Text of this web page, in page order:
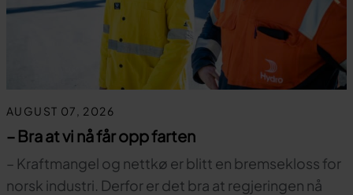
AUGUST 07, 2026
– Bra at vi nå får opp farten
– Kraftmangel og nettkø er blitt en bremsekloss for
norsk industri. Derfor er det bra at regjeringen nå